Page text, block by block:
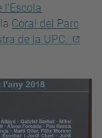
l'Escola
, la Coral del Parc
de la UPC.